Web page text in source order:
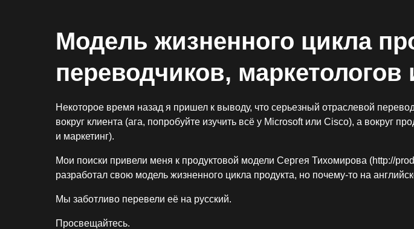
Модель жизненного цикла
переводчиков,
Некоторое время назад я пришел к выводу, что серьезный отраслевой
вокруг клиента (ага, попробуйте изучить всё у Microsoft или Cisco), а вокруг
и маркетинг).
Мои поиски привели меня к продуктовой модели Сергея Тихомирова (http://
разработал свою модель жизненного цикла продукта, но почему-то на
Мы заботливо перевели её на русский.
Просвещайтесь.